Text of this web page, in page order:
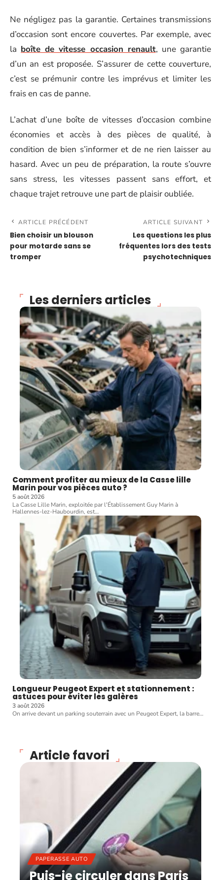
Ne négligez pas la garantie. Certaines transmissions
d’occasion sont encore couvertes. Par exemple, avec
la boîte de vitesse occasion renault, une garantie
d’un an est proposée. S’assurer de cette couverture,
c’est se prémunir contre les imprévus et limiter les
frais en cas de panne.
L’achat d’une boîte de vitesses d’occasion combine
économies et accès à des pièces de qualité, à
condition de bien s’informer et de ne rien laisser au
hasard. Avec un peu de préparation, la route s’ouvre
sans stress, les vitesses passent sans effort, et
chaque trajet retrouve une part de plaisir oubliée.
ARTICLE PRÉCÉDENT
Bien choisir un blouson
pour motarde sans se
tromper
ARTICLE SUIVANT
Les questions les plus
fréquentes lors des tests
psychotechniques
Les derniers articles
Comment profiter au mieux de la Casse lille
Marin pour vos pièces auto ?
5 août 2026
La Casse Lille Marin, exploitée par l'Établissement Guy Marin à
Hallennes-lez-Haubourdin, est…
Longueur Peugeot Expert et stationnement :
astuces pour éviter les galères
3 août 2026
On arrive devant un parking souterrain avec un Peugeot Expert, la barre…
Article favori
PAPERASSE AUTO
Puis-je circuler dans Paris